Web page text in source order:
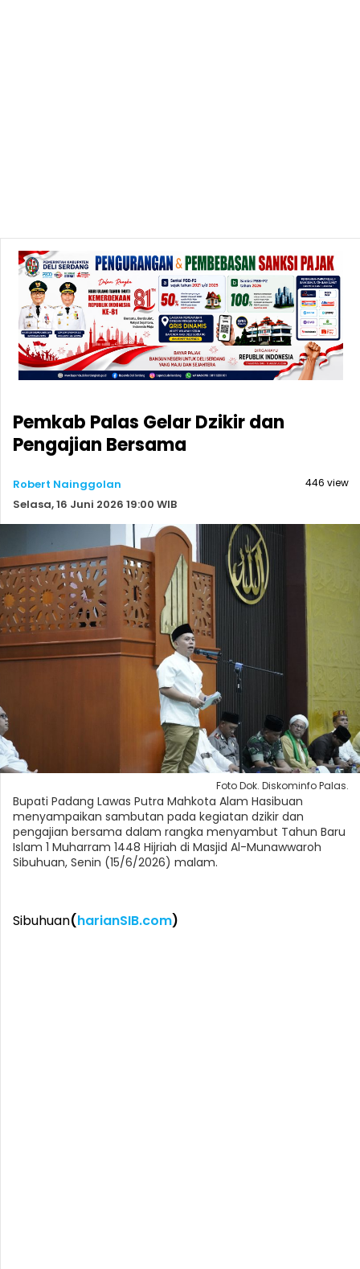
Pemkab Palas Gelar Dzikir dan
Pengajian Bersama
Robert Nainggolan
Selasa, 16 Juni 2026 19:00 WIB
446 view
Foto Dok. Diskominfo Palas.
Bupati Padang Lawas Putra Mahkota Alam Hasibuan
menyampaikan sambutan pada kegiatan dzikir dan
pengajian bersama dalam rangka menyambut Tahun Baru
Islam 1 Muharram 1448 Hijriah di Masjid Al-Munawwaroh
Sibuhuan, Senin (15/6/2026) malam.
Sibuhuan(harianSIB.com)